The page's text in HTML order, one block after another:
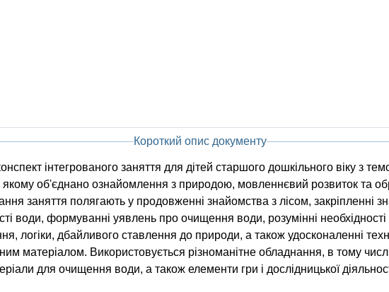
Короткий опис документу
інтегрованого заняття для дітей старшого дошкільного віку з
якому об'єднано ознайомлення з природою, мовленнєвий розвиток та
заняття полягають у продовженні знайомства з лісом, закріпленні
води, формуванні уявлень про очищення води, розумінні
логіки, дбайливого ставлення до природи, а також удосконаленні
матеріалом. Використовується різноманітне обладнання, в тому числі
для очищення води, а також елементи гри і дослідницької